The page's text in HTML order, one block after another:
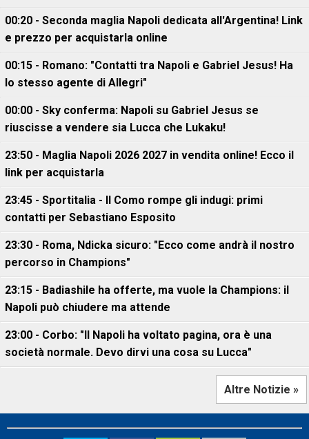
00:20 - Seconda maglia Napoli dedicata all'Argentina! Link
e prezzo per acquistarla online
00:15 - Romano: "Contatti tra Napoli e Gabriel Jesus! Ha
lo stesso agente di Allegri"
00:00 - Sky conferma: Napoli su Gabriel Jesus se
riuscisse a vendere sia Lucca che Lukaku!
23:50 - Maglia Napoli 2026 2027 in vendita online! Ecco il
link per acquistarla
23:45 - Sportitalia - Il Como rompe gli indugi: primi
contatti per Sebastiano Esposito
23:30 - Roma, Ndicka sicuro: "Ecco come andrà il nostro
percorso in Champions"
23:15 - Badiashile ha offerte, ma vuole la Champions: il
Napoli può chiudere ma attende
23:00 - Corbo: "Il Napoli ha voltato pagina, ora è una
società normale. Devo dirvi una cosa su Lucca"
Altre Notizie »